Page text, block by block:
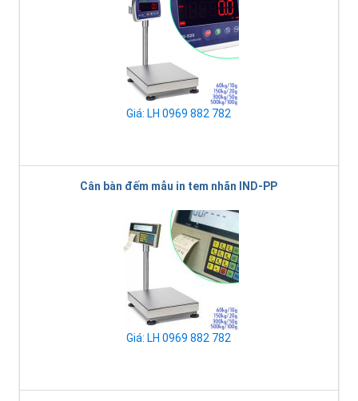
Giá: LH 0969 882 782
Cân bàn đếm mẫu in tem nhãn IND-PP
Giá: LH 0969 882 782